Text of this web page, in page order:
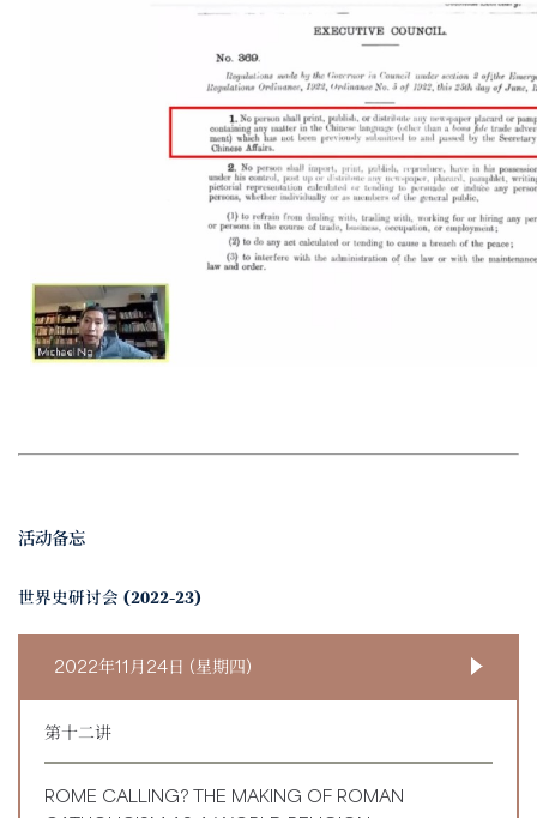
活动备忘
世界史研讨会 (2022-23)
2022年11月24日 (星期四)
第十二讲
ROME CALLING? THE MAKING OF ROMAN